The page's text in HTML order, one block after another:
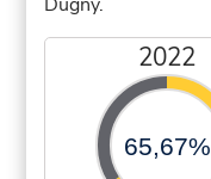
Dugny.
2022
65,67%